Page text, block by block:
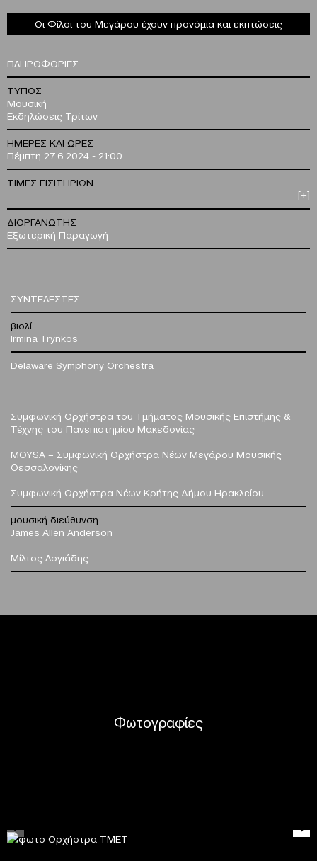
Οι Φίλοι του Μεγάρου έχουν προνόμια και εκπτώσεις
ΠΛΗΡΟΦΟΡΙΕΣ
ΤΥΠΟΣ
Μουσική
Εκδηλώσεις Τρίτων
ΗΜΕΡΕΣ ΚΑΙ ΩΡΕΣ
Πέμπτη 27.6.2024 - 21:00
ΤΙΜΕΣ ΕΙΣΙΤΗΡΙΩΝ
[+]
ΔΙΟΡΓΑΝΩΤΗΣ
Εξωτερική Παραγωγή
ΣΥΝΤΕΛΕΣΤΕΣ
βιολί
Irmina Trynkos
Delaware Symphony Orchestra
Συμφωνική Ορχήστρα του Τμήματος Μουσικής Επιστήμης &
Τέχνης του Πανεπιστημίου Μακεδονίας
MOYSA – Συμφωνική Ορχήστρα Νέων Μεγάρου Μουσικής
Θεσσαλονίκης
Συμφωνική Ορχήστρα Νέων Κρήτης Δήμου Ηρακλείου
μουσική διεύθυνση
James Allen Anderson
Μίλτος Λογιάδης
Φωτογραφίες